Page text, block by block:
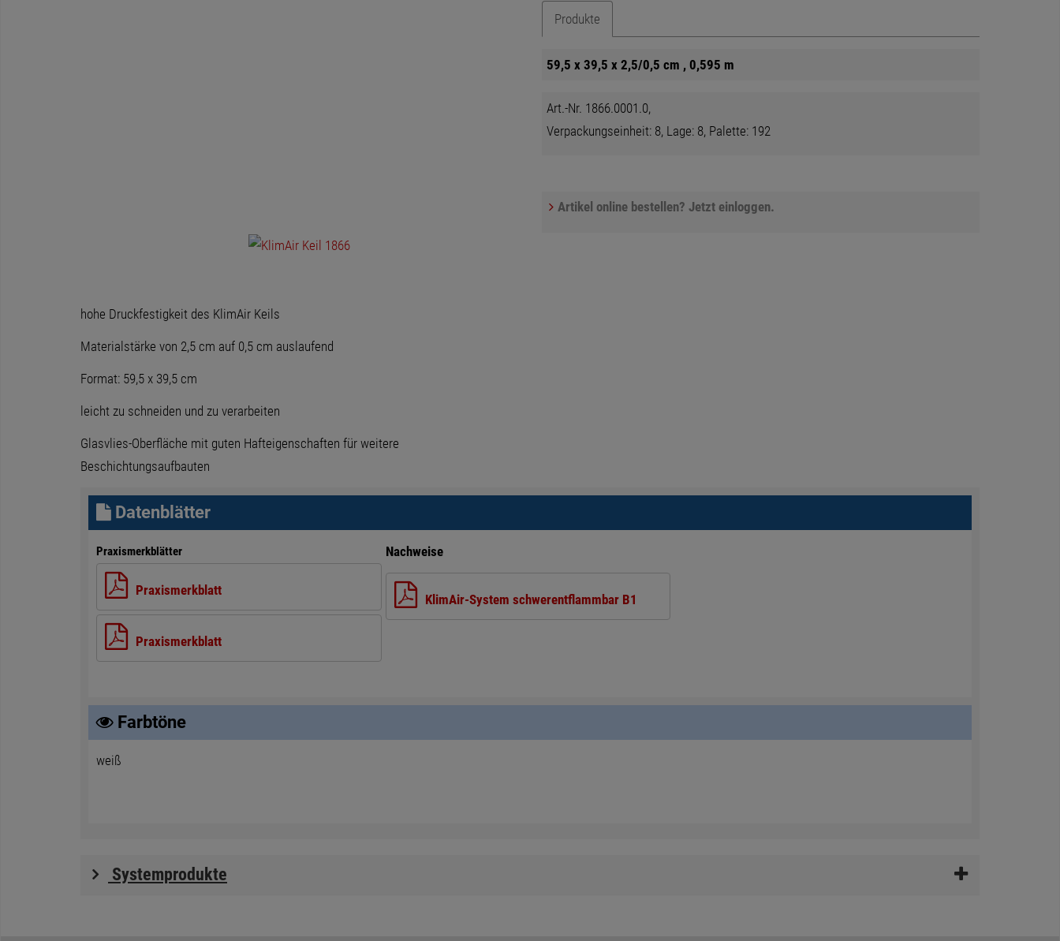
hohe Druckfestigkeit des KlimAir Keils
Materialstärke von 2,5 cm auf 0,5 cm auslaufend
Format: 59,5 x 39,5 cm
leicht zu schneiden und zu verarbeiten
Glasvlies-Oberfläche mit guten Hafteigenschaften für weitere
Beschichtungsaufbauten
Produkte
59,5 x 39,5 x 2,5/0,5 cm , 0,595 m
Art.-Nr. 1866.0001.0,
Verpackungseinheit: 8, Lage: 8, Palette: 192
Artikel online bestellen? Jetzt einloggen.
Datenblätter
Praxismerkblätter
Praxismerkblatt
Praxismerkblatt
Nachweise
KlimAir-System schwerentflammbar B1
Farbtöne
weiß
Systemprodukte